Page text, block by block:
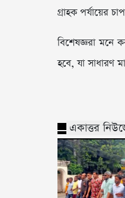
গ্রাহক পর্যায়ের
বিশেষজ্ঞরা মনে
হবে, যা সাধারণ
একাত্তর